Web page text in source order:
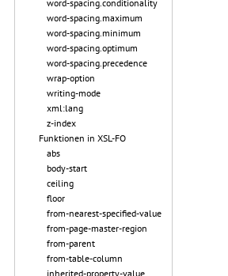
word-spacing.conditionality
word-spacing.maximum
word-spacing.minimum
word-spacing.optimum
word-spacing.precedence
wrap-option
writing-mode
xml:lang
z-index
Funktionen in XSL-FO
abs
body-start
ceiling
floor
from-nearest-specified-value
from-page-master-region
from-parent
from-table-column
inherited-property-value